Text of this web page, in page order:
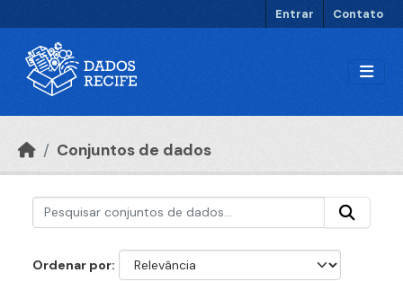
Entrar Contato
Conjuntos de dados
Ordenar por